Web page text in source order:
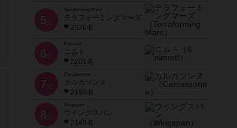
5 位
Terraforming Mars
テラフォーミングマーズ
2370名
6 位
ニムト
2201名
7 位
Carcassonne
カルカソンヌ
2190名
8 位
Wingspan
ウイングスパン
2149名